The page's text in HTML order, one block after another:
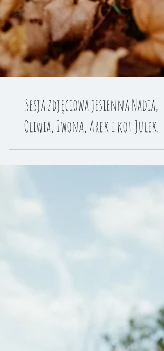
Sesja zdjęciowa jesienna Nadia,
Oliwia, Iwona, Arek i kot Julek.